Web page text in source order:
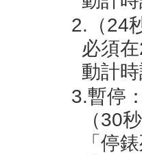
2.（24
必須
動計
3.暫停
（30
「停